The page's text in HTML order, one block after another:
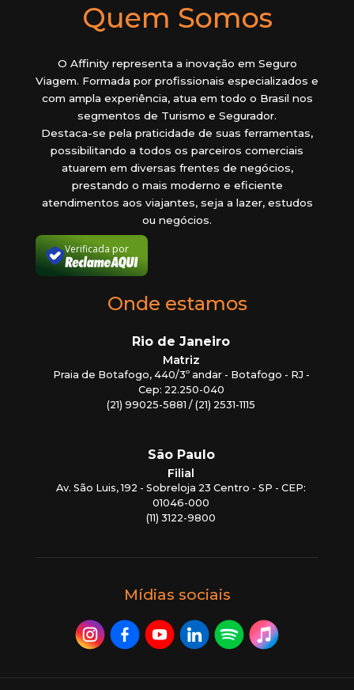
Quem Somos
O Affinity representa a inovação em Seguro
Viagem. Formada por profissionais especializados e
com ampla experiência, atua em todo o Brasil nos
segmentos de Turismo e Segurador.
Destaca-se pela praticidade de suas ferramentas,
possibilitando a todos os parceiros comerciais
atuarem em diversas frentes de negócios,
prestando o mais moderno e eficiente
atendimentos aos viajantes, seja a lazer, estudos
ou negócios.
Verificada por
Onde estamos
Rio de Janeiro
Matriz
Praia de Botafogo, 440/3º andar - Botafogo - RJ -
Cep: 22.250-040
(21) 99025-5881 / (21) 2531-1115
São Paulo
Filial
Av. São Luis, 192 - Sobreloja 23 Centro - SP - CEP:
01046-000
(11) 3122-9800
Mídias sociais